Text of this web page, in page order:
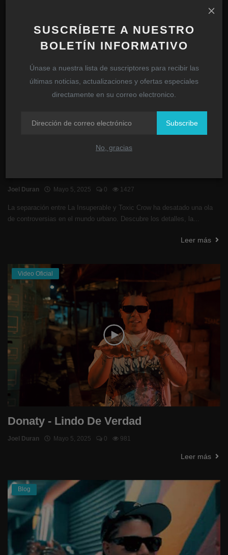
SUSCRÍBETE A NUESTRO
BOLETÍN INFORMATIVO
Únase a nuestra lista de suscriptores para recibir las
últimas noticias, actualizaciones y ofertas especiales
directamente en su correo electronico.
Subscribe
No, gracias
Joel Duran Mayo 5, 2025 0 1427
La separación entre La Insuperable y Toxic Crow ha desatado una ola
de controversias en el mundo urbano. Descubre los detalles, la...
Leer más
Video Oficial
Donaty - Lindo De Verdad
Joel Duran Mayo 5, 2025 0 981
Leer más
Blog